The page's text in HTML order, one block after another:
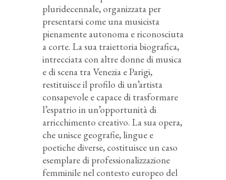
pluridecennale, organizzata per
presentarsi come una musicista
pienamente autonoma e riconosciuta
a corte. La sua traiettoria biografica,
intrecciata con altre donne di musica
e di scena tra Venezia e Parigi,
restituisce il profilo di un’artista
consapevole e capace di trasformare
l’espatrio in un’opportunità di
arricchimento creativo. La sua opera,
che unisce geografie, lingue e
poetiche diverse, costituisce un caso
esemplare di professionalizzazione
femminile nel contesto europeo del